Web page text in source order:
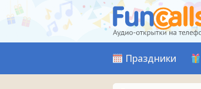
Праздники